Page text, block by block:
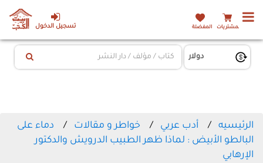
تسجيل الدخول المشتريات المفضلة
الرئيسيه أدب عربي خواطر و مقالات
دماء على
البالطو الأبيض : لماذا ظهر الطبيب الدرويش والدكتور
الإرهابي